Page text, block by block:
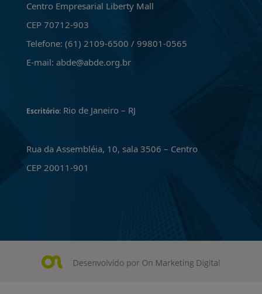
Centro Empresarial Liberty Mall
CEP 70712-903
Telefone: (61) 2109-6500 / 99801-0565
E-mail: abde@abde.org.br
Escritório:Rio de Janeiro – RJ
Rua da Assembléia, 10, sala 3506 – Centro
CEP 20011-901